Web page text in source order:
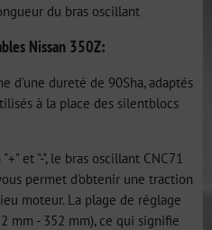
du bras oscillant
Nissan 350Z:
d'une dureté de 90Sha, adaptés
à la place des silentblocs
et "-", le bras oscillant CNC71
permet d'obtenir une traction
moteur. La plage de réglage
mm - 352 mm), ce qui signifie